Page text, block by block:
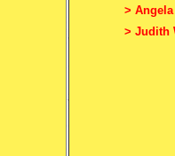
>
> Judith